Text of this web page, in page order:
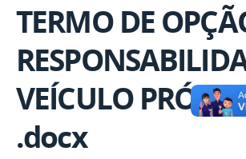
TERMO DE
VEÍCULO
.docx